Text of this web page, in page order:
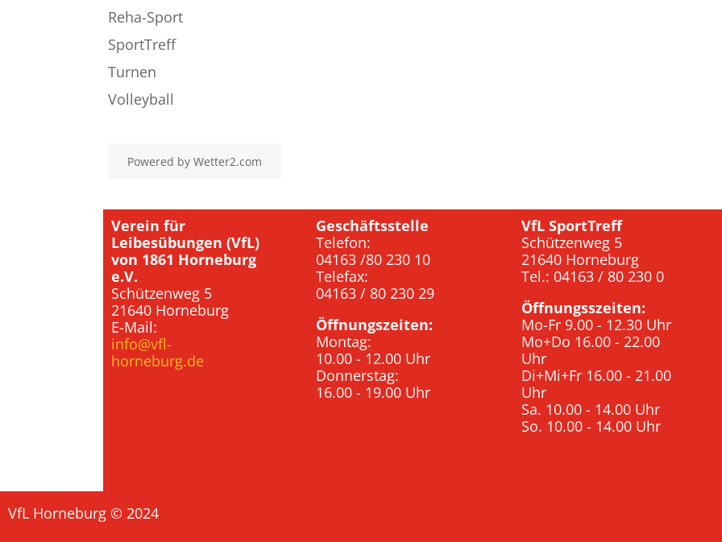
Reha-Sport
SportTreff
Turnen
Volleyball
Powered byWetter2.com
Verein für
Leibesübungen (VfL)
von 1861 Horneburg
e.V.
Schützenweg 5
21640 Horneburg
E-Mail:
info@vfl-
horneburg.de
Geschäftsstelle
Telefon:
04163 /80 230 10
Telefax:
04163 / 80 230 29
Öffnungszeiten:
Montag:
10.00 - 12.00 Uhr
Donnerstag:
16.00 - 19.00 Uhr
VfL SportTreff
Schützenweg 5
21640 Horneburg
Tel.: 04163 / 80 230 0
Öffnungsszeiten:
Mo-Fr 9.00 - 12.30 Uhr
Mo+Do 16.00 - 22.00
Uhr
Di+Mi+Fr 16.00 - 21.00
Uhr
Sa. 10.00 - 14.00 Uhr
So. 10.00 - 14.00 Uhr
VfL Horneburg © 2024